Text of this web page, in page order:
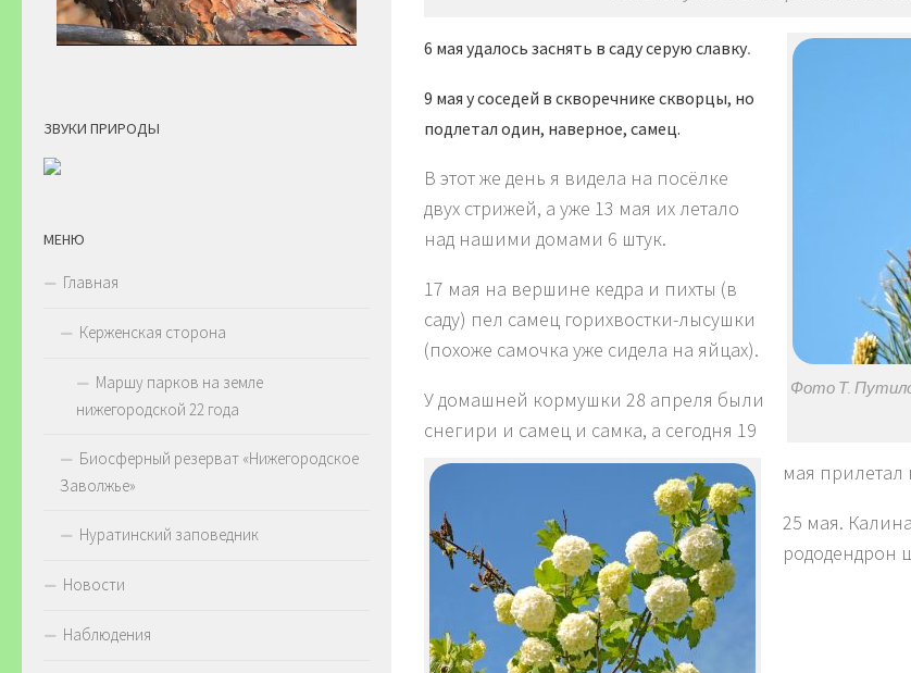
Фото Т.
6 мая удалось заснять в саду серую славку.
9 мая у соседей в скворечнике скворцы, но
подлетал один, наверное, самец.
В этот же день я видела на посёлке
двух стрижей, а уже 13 мая их летало
над нашими домами 6 штук.
17 мая на вершине кедра и пихты (в
саду) пел самец горихвостки-лысушки
(похоже самочка уже сидела на яйцах).
У домашней кормушки 28 апреля были
снегири и самец и самка, а сегодня 19
мая прилетал
25 мая.
рододендрон
ЗВУКИ ПРИРОДЫ
МЕНЮ
Главная
Керженская сторона
Маршу парков на земле
нижегородской 22 года
Биосферный резерват «Нижегородское
Заволжье»
Нуратинский заповедник
Новости
Наблюдения